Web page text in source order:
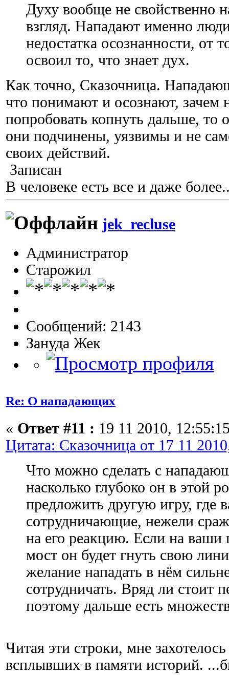
Духу вообще не свойственно
взгляд. Нападают именно
недостатка осознанности, от
освоил то, что знает дух.
Как точно, Сказочница.
что понимают и осознают, зачем
попробовать копнуть дальше, то
они подчинены, уязвимы и не
своих действий.
Записан
В человеке есть все и даже
jek_recluse
Администратор
Старожил
Сообщений: 2143
Зануда Жек
Re: О нападающих
« Ответ #11 : 19 11 2010,
Цитата: Сказочница от 17 11
Что можно сделать с
насколько глубоко он в этой
предложить другую игру, где
сотрудничающие, нежели
на его реакцию. Если на ваши
мост он будет гнуть свою
желание нападать в нём
сотрудничать. Вряд ли стоит
поэтому дальше есть
Читая эти строки, мне захотелось
всплывших в памяти историй.